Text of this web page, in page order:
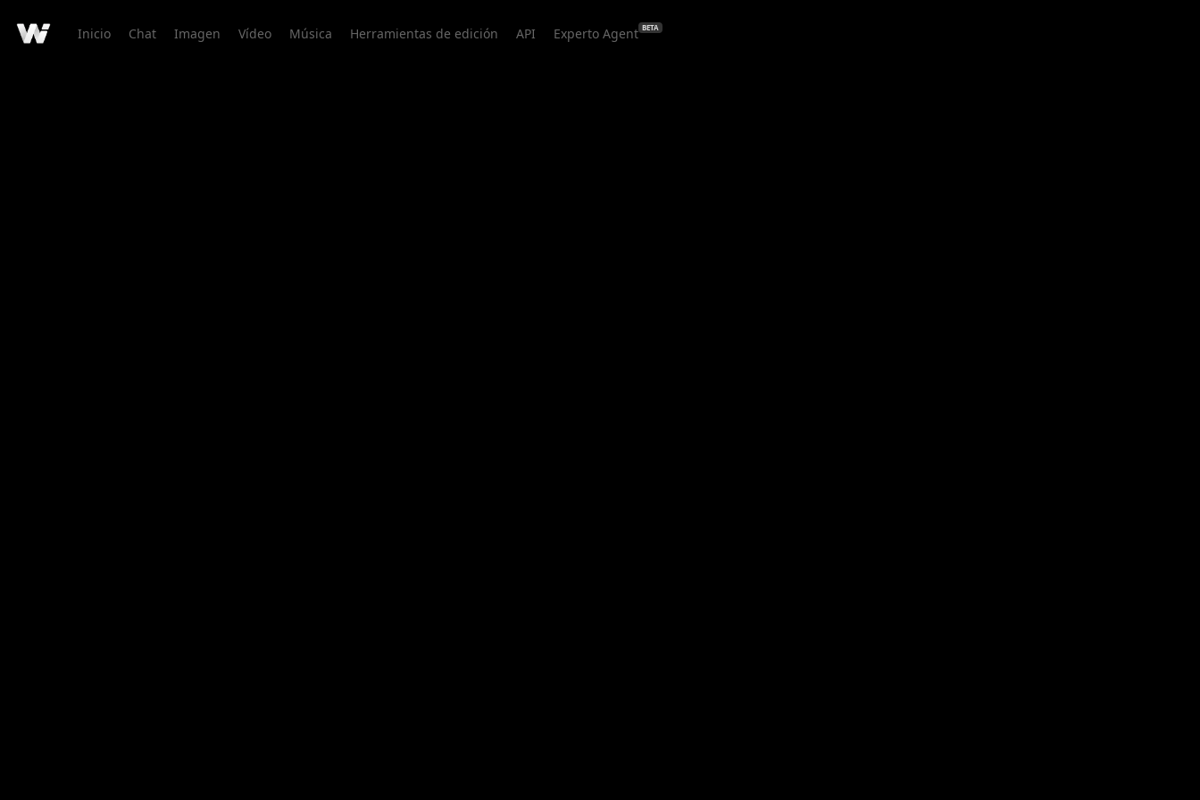
Inicio Chat Imagen Vídeo Música Herramientas de edición API Experto Agent BETA